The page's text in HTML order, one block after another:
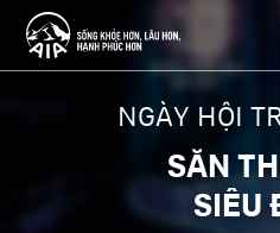
NGÀY HỘI
SĂN
SIÊU